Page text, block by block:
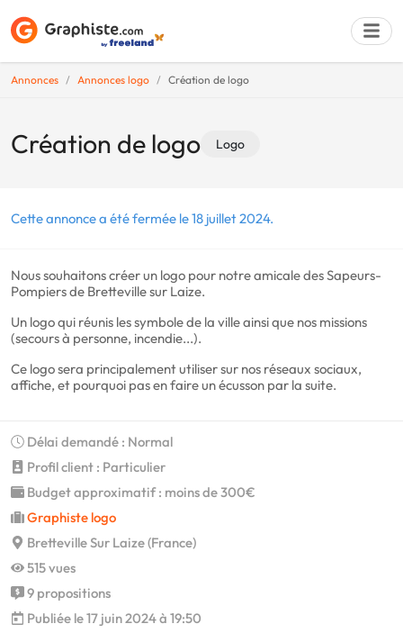
Annonces Annonces logo Création de logo
Création de logo Logo
Cette annonce a été fermée le 18 juillet 2024.
Nous souhaitons créer un logo pour notre amicale des Sapeurs-
Pompiers de Bretteville sur Laize.
Un logo qui réunis les symbole de la ville ainsi que nos missions
(secours à personne, incendie...).
Ce logo sera principalement utiliser sur nos réseaux sociaux,
affiche, et pourquoi pas en faire un écusson par la suite.
Délai demandé : Normal
Profil client : Particulier
Budget approximatif : moins de 300€
Graphiste logo
Bretteville Sur Laize (France)
515 vues
9 propositions
Publiée le 17 juin 2024 à 19:50